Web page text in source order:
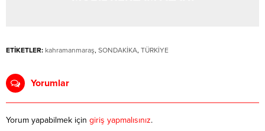
ETİKETLER: kahramanmaraş, SONDAKİKA, TÜRKİYE
Yorumlar
Yorum yapabilmek için giriş yapmalısınız.